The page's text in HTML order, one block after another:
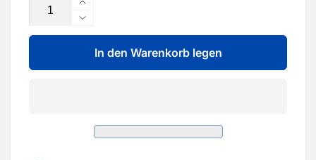
Erhöhe
die
Menge
für
Kraftstoffleitung
215
Verringere
die
Menge
für
201
215
In den Warenkorb legen